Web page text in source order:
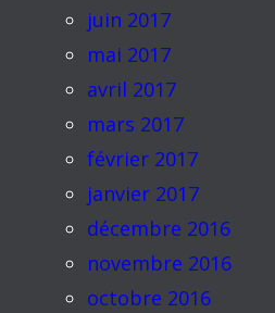
juin 2017
mai 2017
avril 2017
mars 2017
février 2017
janvier 2017
décembre 2016
novembre 2016
octobre 2016